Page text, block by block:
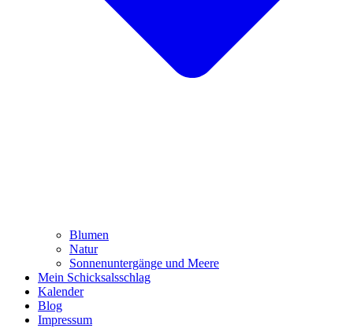
Blumen
Natur
Sonnenuntergänge und Meere
Mein Schicksalsschlag
Kalender
Blog
Impressum